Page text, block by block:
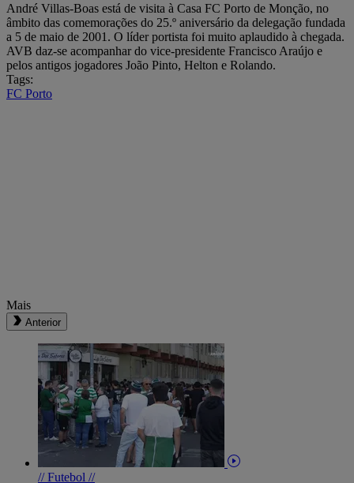
André Villas-Boas está de visita à Casa FC Porto de Monção, no
âmbito das comemorações do 25.º aniversário da delegação fundada
a 5 de maio de 2001. O líder portista foi muito aplaudido à chegada.
AVB daz-se acompanhar do vice-presidente Francisco Araújo e
pelos antigos jogadores João Pinto, Helton e Rolando.
Tags:
FC Porto
Mais
Anterior
// Futebol //